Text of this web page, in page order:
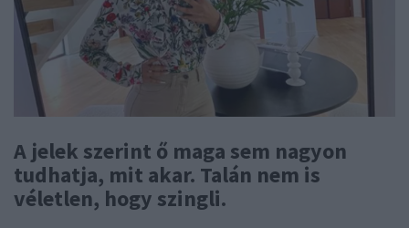
A jelek szerint ő maga sem nagyon
tudhatja, mit akar. Talán nem is
véletlen, hogy szingli.